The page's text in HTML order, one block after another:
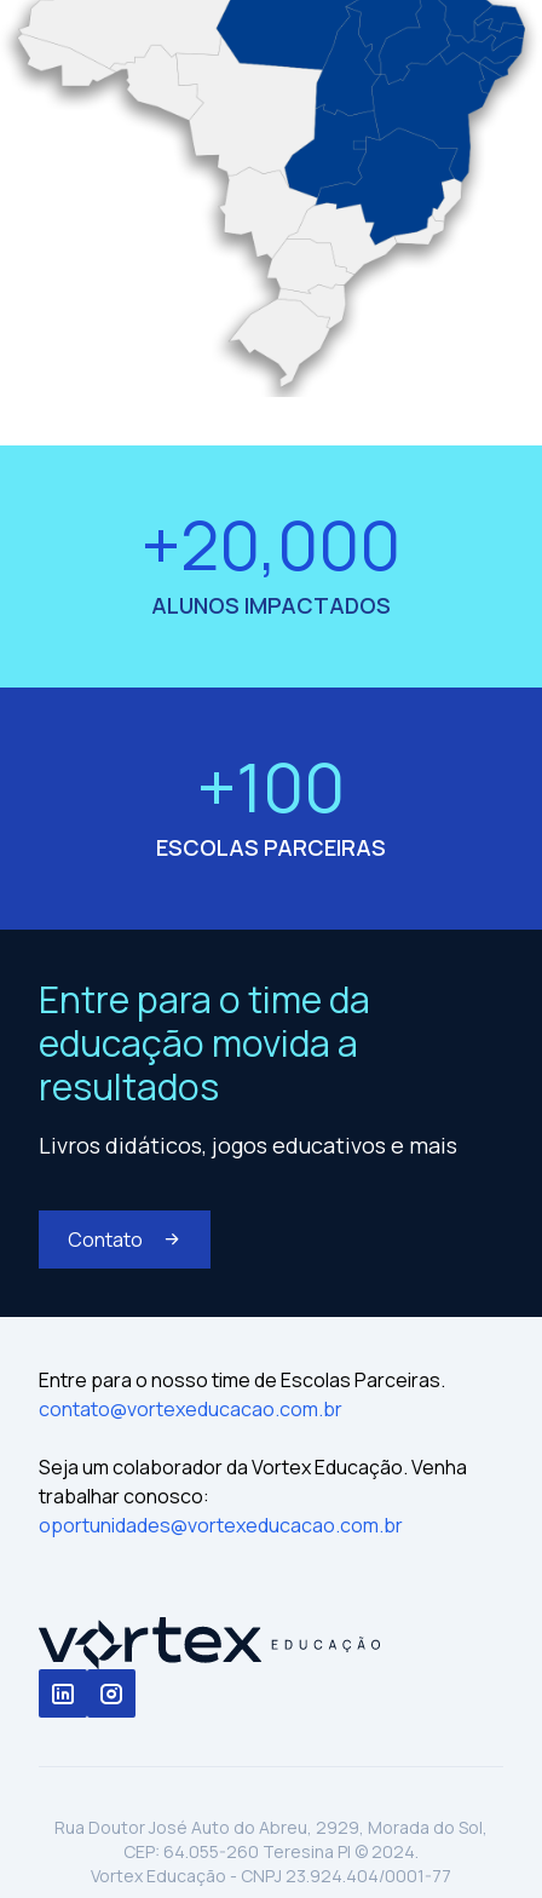
+20,000
ALUNOS IMPACTADOS
+100
ESCOLAS PARCEIRAS
Entre para o time da
educação movida a
resultados
Livros didáticos, jogos educativos e mais
Contato
Entre para o nosso time de Escolas Parceiras.
contato@vortexeducacao.com.br
Seja um colaborador da Vortex Educação. Venha
trabalhar conosco:
oportunidades@vortexeducacao.com.br
Rua Doutor José Auto do Abreu, 2929, Morada do Sol,
CEP: 64.055-260 Teresina PI © 2024.
Vortex Educação - CNPJ 23.924.404/0001-77